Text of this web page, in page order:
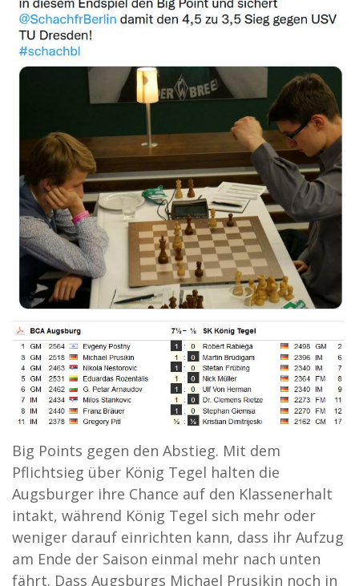
Big Points gegen den Abstieg. Mit dem
Pflichtsieg über König Tegel halten die
Augsburger ihre Chance auf den Klassenerhalt
intakt, während König Tegel sich mehr oder
weniger darauf einrichten kann, dass ihr Aufzug
am Ende der Saison einmal mehr nach unten
fährt. Dass Augsburgs Michael Prusikin noch in